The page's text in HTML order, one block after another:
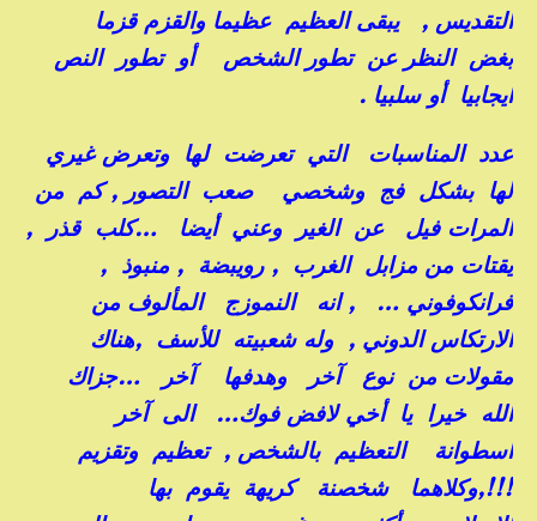
التقديس , يبقى العظيم عظيما والقزم قزما
بغض النظر عن تطور الشخص أو تطور النص
ايجابيا أو سلبيا .
عدد المناسبات التي تعرضت لها وتعرض غيري
لها بشكل فج وشخصي صعب التصور , كم من
المرات فيل عن الغير وعني أيضا …كلب قذر ,
يقتات من مزابل الغرب , رويبضة , منبوذ ,
فرانكوفوني … , انه النموزج المألوف من
الارتكاس الدوني , وله شعبيته للأسف ,هناك
مقولات من نوع آخر وهدفها آخر …جزاك
الله خيرا يا أخي لافض فوك… الى آخر
اسطوانة التعظيم بالشخص , تعظيم وتقزيم
!!!,وكلاهما شخصنة كريهة يقوم بها